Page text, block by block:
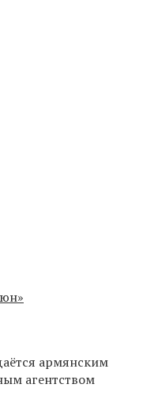
армянским
агентством